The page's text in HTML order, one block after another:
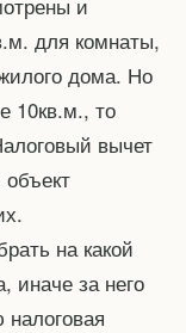
для комнаты,
дома. Но
10кв.м., то
вычет
объект
на какой
иначе за него